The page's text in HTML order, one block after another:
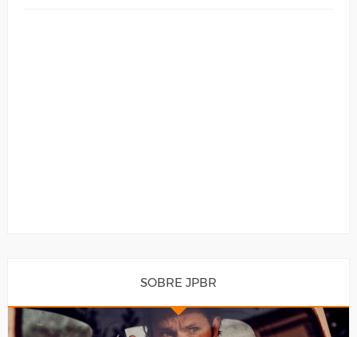
SOBRE JPBR